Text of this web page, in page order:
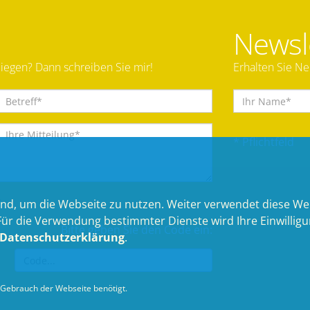
Dann schreiben Sie mir!
Bitte geben Sie den Code ein:
Erhalten Sie
* Pflichtfeld
um die Webseite zu nutzen. Weiter verwendet diese
die Verwendung bestimmter Dienste wird Ihre
Datenschutzerklärung.
der Webseite benötigt.